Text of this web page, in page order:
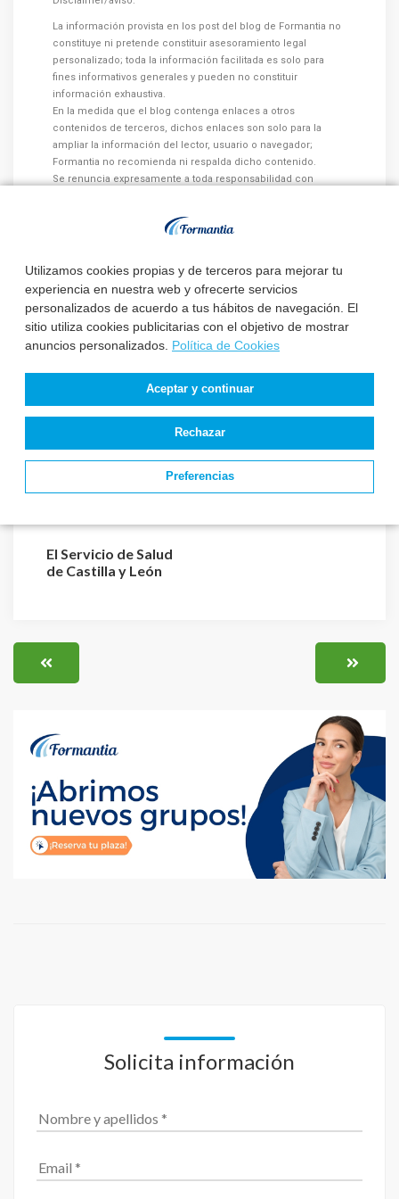
Utilizamos cookies propias y de terceros para mejorar tu
experiencia en nuestra web y ofrecerte servicios
personalizados de acuerdo a tus hábitos de navegación. El
sitio utiliza cookies publicitarias con el objetivo de mostrar
anuncios personalizados. Política de Cookies
Aceptar y continuar
Rechazar
Preferencias
La información provista en los post del blog de Formantia no
constituye ni pretende constituir asesoramiento legal
personalizado; toda la información facilitada es solo para
fines informativos generales y pueden no constituir
información exhaustiva.
En la medida que el blog contenga enlaces a otros
contenidos de terceros, dichos enlaces son solo para la
ampliar la información del lector, usuario o navegador;
Formantia no recomienda ni respalda dicho contenido.
Se renuncia expresamente a toda responsabilidad con
Otros artículos que te pueden
interesar:
Estado de
3 de las 10 primeras
notas de TEAP –
El Servicio de Salud
de Castilla y León
Solicita información